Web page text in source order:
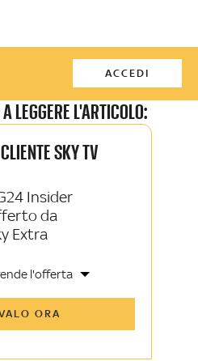
ACCEDI
LEGGERE L'ARTICOLO:
SKY TV
Insider
da
Extra
l'offerta
ORA